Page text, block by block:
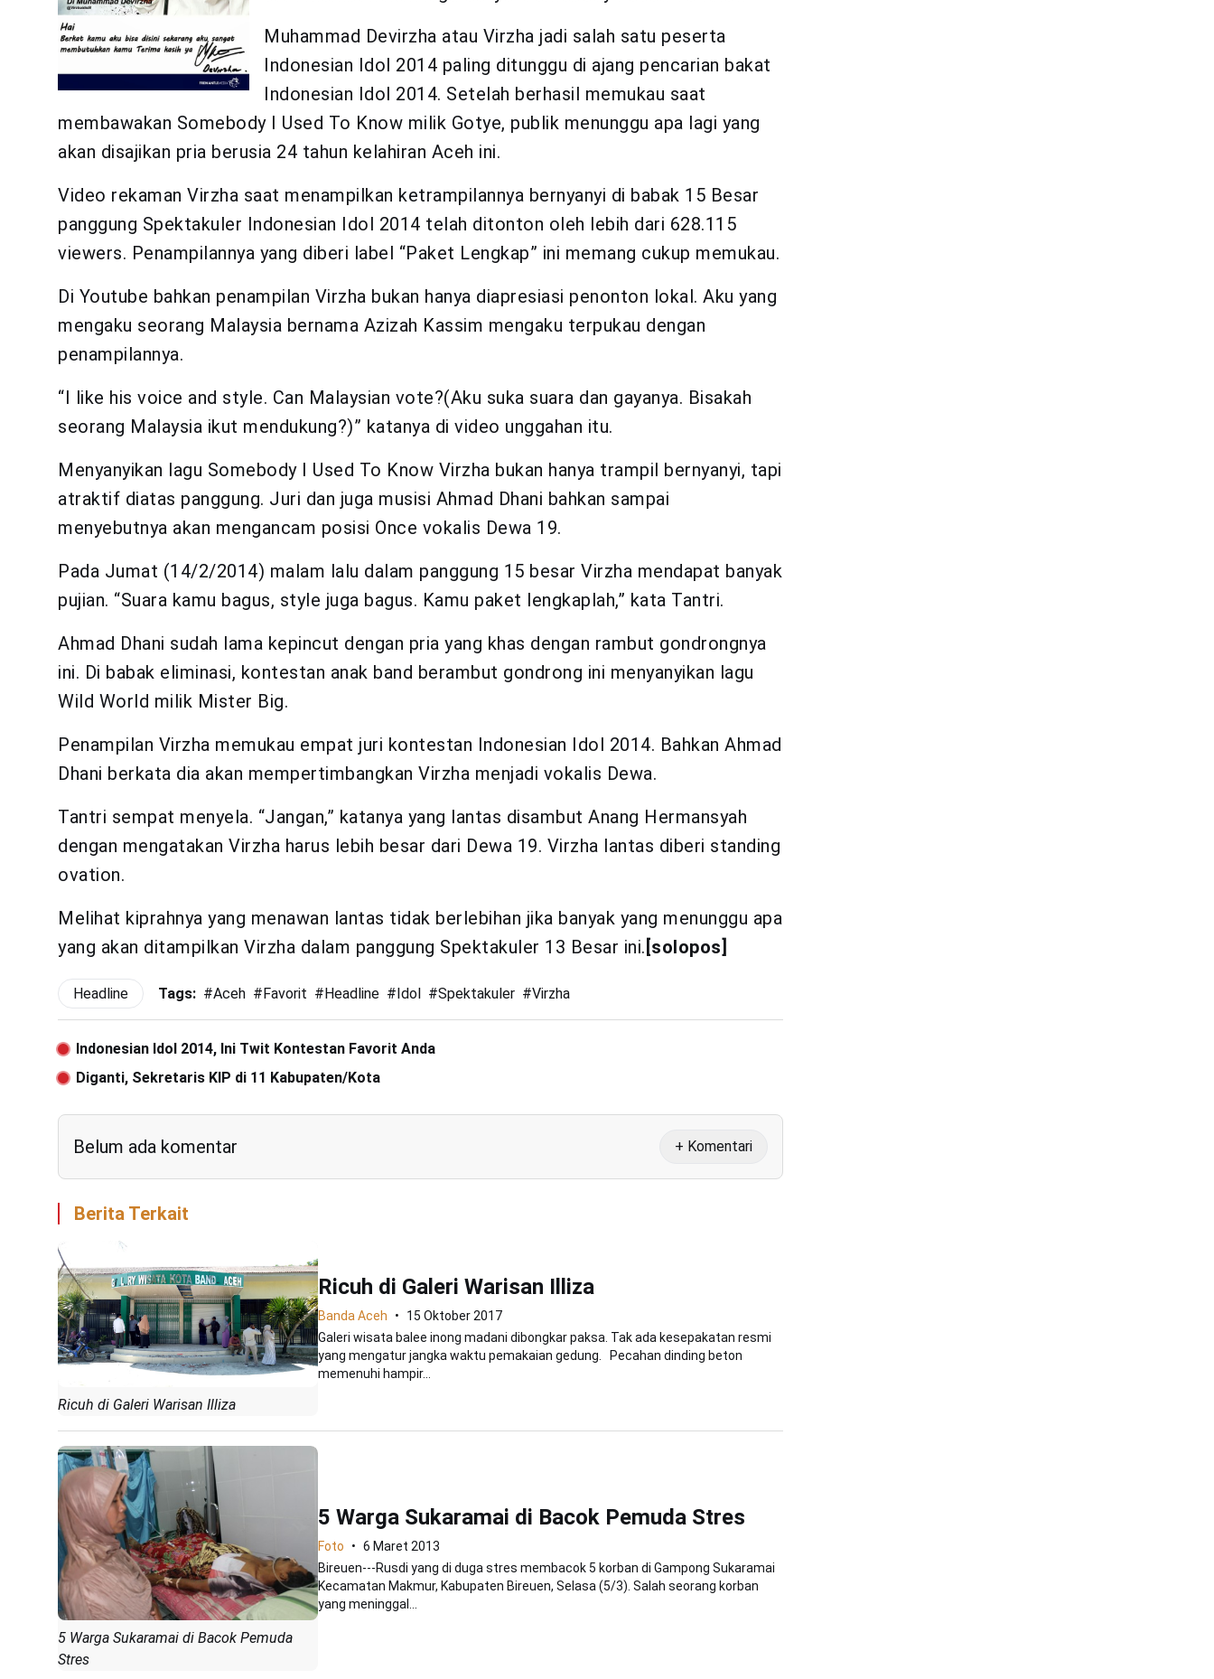
Muhammad Devirzha atau Virzha jadi salah satu peserta
Indonesian Idol 2014 paling ditunggu di ajang pencarian bakat
Indonesian Idol 2014. Setelah berhasil memukau saat
membawakan Somebody I Used To Know milik Gotye, publik menunggu apa lagi yang
akan disajikan pria berusia 24 tahun kelahiran Aceh ini.
Video rekaman Virzha saat menampilkan ketrampilannya bernyanyi di babak 15 Besar
panggung Spektakuler Indonesian Idol 2014 telah ditonton oleh lebih dari 628.115
viewers. Penampilannya yang diberi label “Paket Lengkap” ini memang cukup memukau.
Di Youtube bahkan penampilan Virzha bukan hanya diapresiasi penonton lokal. Aku yang
mengaku seorang Malaysia bernama Azizah Kassim mengaku terpukau dengan
penampilannya.
“I like his voice and style. Can Malaysian vote?(Aku suka suara dan gayanya. Bisakah
seorang Malaysia ikut mendukung?)” katanya di video unggahan itu.
Menyanyikan lagu Somebody I Used To Know Virzha bukan hanya trampil bernyanyi, tapi
atraktif diatas panggung. Juri dan juga musisi Ahmad Dhani bahkan sampai
menyebutnya akan mengancam posisi Once vokalis Dewa 19.
Pada Jumat (14/2/2014) malam lalu dalam panggung 15 besar Virzha mendapat banyak
pujian. “Suara kamu bagus, style juga bagus. Kamu paket lengkaplah,” kata Tantri.
Ahmad Dhani sudah lama kepincut dengan pria yang khas dengan rambut gondrongnya
ini. Di babak eliminasi, kontestan anak band berambut gondrong ini menyanyikan lagu
Wild World milik Mister Big.
Penampilan Virzha memukau empat juri kontestan Indonesian Idol 2014. Bahkan Ahmad
Dhani berkata dia akan mempertimbangkan Virzha menjadi vokalis Dewa.
Tantri sempat menyela. “Jangan,” katanya yang lantas disambut Anang Hermansyah
dengan mengatakan Virzha harus lebih besar dari Dewa 19. Virzha lantas diberi standing
ovation.
Melihat kiprahnya yang menawan lantas tidak berlebihan jika banyak yang menunggu apa
yang akan ditampilkan Virzha dalam panggung Spektakuler 13 Besar ini. [solopos]
Headline Tags: #Aceh # Favorit # Headline # Idol #Spektakuler #Virzha
Indonesian Idol 2014, Ini Twit Kontestan Favorit Anda
Diganti, Sekretaris KIP di 11 Kabupaten/Kota
Belum ada komentar + Komentari
Berita Terkait
Ricuh di Galeri Warisan Illiza
Ricuh di Galeri Warisan Illiza
Banda Aceh
15 Oktober 2017
Galeri wisata balee inong madani dibongkar paksa. Tak ada kesepakatan resmi
yang mengatur jangka waktu pemakaian gedung. Pecahan dinding beton
memenuhi hampir...
5 Warga Sukaramai di Bacok Pemuda
Stres
5 Warga Sukaramai di Bacok Pemuda Stres
Foto
6 Maret 2013
Bireuen---Rusdi yang di duga stres membacok 5 korban di Gampong Sukaramai
Kecamatan Makmur, Kabupaten Bireuen, Selasa (5/3). Salah seorang korban
yang meninggal...